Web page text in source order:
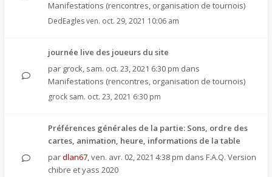
Manifestations (rencontres, organisation de tournois)
DedEaglesven. oct. 29, 2021 10:06 am
journée live des joueurs du site
par grock, sam. oct. 23, 2021 6:30 pm dans
Manifestations (rencontres, organisation de tournois)
grock sam. oct. 23, 2021 6:30 pm
Préférences générales de la partie: Sons, ordre des
cartes, animation, heure, informations de la table
pardlan67,ven. avr. 02, 2021 4:38 pm dans F.A.Q. Version
chibre et yass 2020